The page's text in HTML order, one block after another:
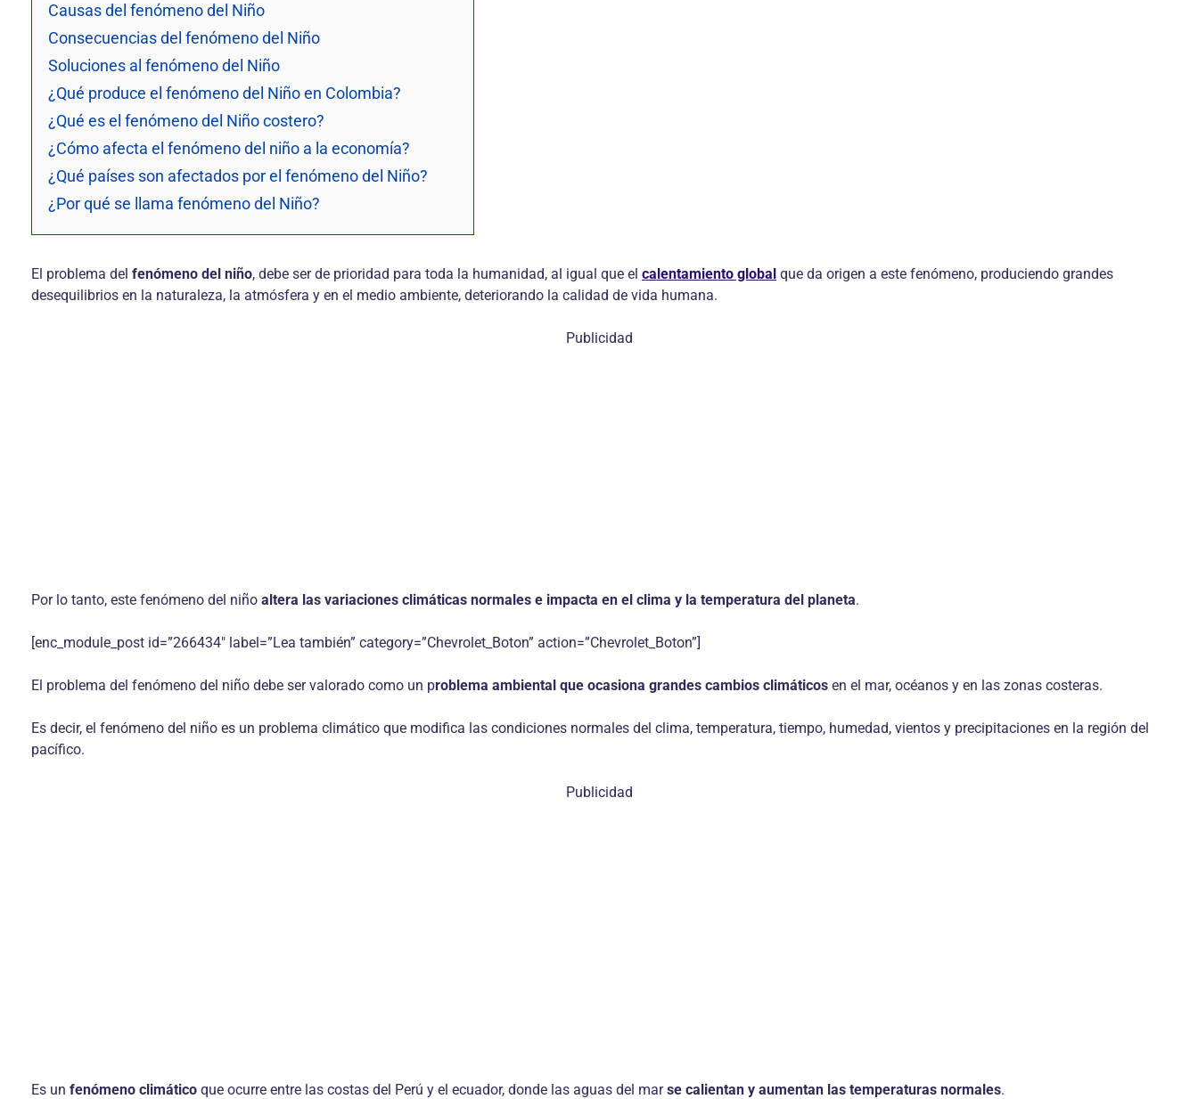
Causas del fenómeno del Niño
Consecuencias del fenómeno del Niño
Soluciones al fenómeno del Niño
¿Qué produce el fenómeno del Niño en Colombia?
¿Qué es el fenómeno del Niño costero?
¿Cómo afecta el fenómeno del niño a la economía?
¿Qué países son afectados por el fenómeno del Niño?
¿Por qué se llama fenómeno del Niño?
El problema del fenómeno del niño, debe ser de prioridad para toda la humanidad, al igual que el calentamiento global que da origen a este fenómeno, produciendo grandes
desequilibrios en la naturaleza, la atmósfera y en el medio ambiente, deteriorando la calidad de vida humana.
Publicidad
Por lo tanto, este fenómeno del niño altera las variaciones climáticas normales e impacta en el clima y la temperatura del planeta.
[enc_module_post id=”266434″ label=”Lea también” category=”Chevrolet_Boton” action=”Chevrolet_Boton”]
El problema del fenómeno del niño debe ser valorado como un problema ambiental que ocasiona grandes cambios climáticos en el mar, océanos y en las zonas costeras.
Es decir, el fenómeno del niño es un problema climático que modifica las condiciones normales del clima, temperatura, tiempo, humedad, vientos y precipitaciones en la región del
pacífico.
Publicidad
Es un fenómeno climático que ocurre entre las costas del Perú y el ecuador, donde las aguas del marse calientan y aumentan las temperaturas normales.